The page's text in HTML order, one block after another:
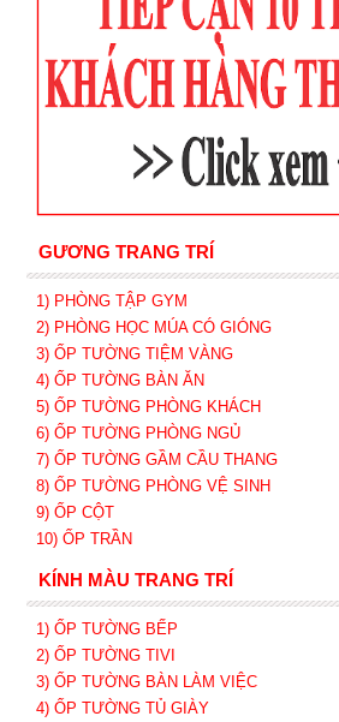
GƯƠNG TRANG TRÍ
1) PHÒNG TẬP GYM
2) PHÒNG HỌC MÚA CÓ GIÓNG
3) ỐP TƯỜNG TIỆM VÀNG
4) ỐP TƯỜNG BÀN ĂN
5) ỐP TƯỜNG PHÒNG KHÁCH
6) ỐP TƯỜNG PHÒNG NGỦ
7) ỐP TƯỜNG GẦM CẦU THANG
8) ỐP TƯỜNG PHÒNG VỆ SINH
9) ỐP CỘT
10) ỐP TRẦN
KÍNH MÀU TRANG TRÍ
1) ỐP TƯỜNG BẾP
2) ỐP TƯỜNG TIVI
3) ỐP TƯỜNG BÀN LÀM VIỆC
4) ỐP TƯỜNG TỦ GIÀY